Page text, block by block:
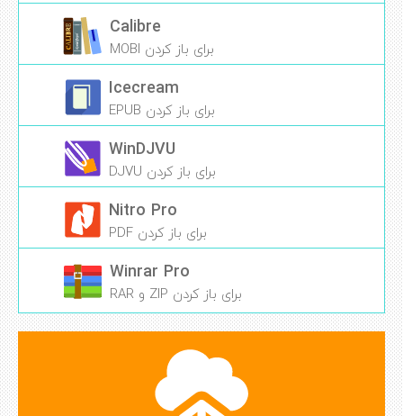
Calibre
برای باز کردن MOBI
Icecream
برای باز کردن EPUB
WinDJVU
برای باز کردن DJVU
Nitro Pro
برای باز کردن PDF
Winrar Pro
برای باز کردن ZIP و RAR